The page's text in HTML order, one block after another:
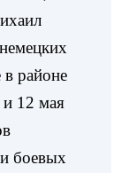
в районе
12 мая
боевых